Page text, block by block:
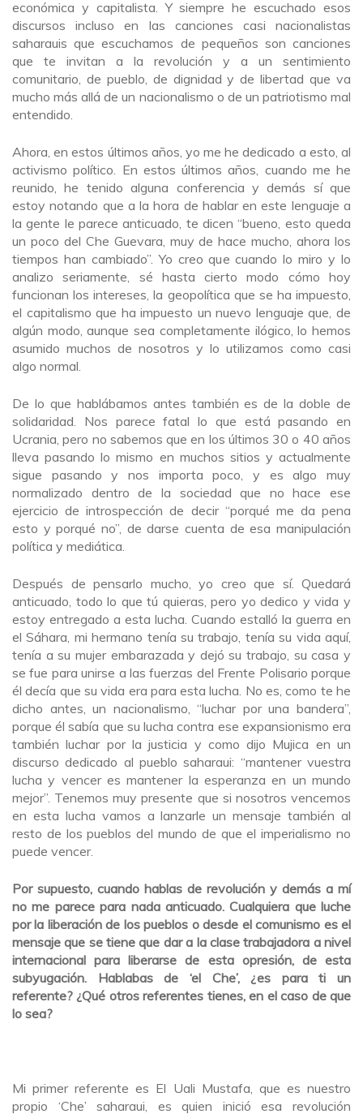
económica y capitalista. Y siempre he escuchado esos
discursos incluso en las canciones casi nacionalistas
saharauis que escuchamos de pequeños son canciones
que te invitan a la revolución y a un sentimiento
comunitario, de pueblo, de dignidad y de libertad que va
mucho más allá de un nacionalismo o de un patriotismo mal
entendido.
Ahora, en estos últimos años, yo me he dedicado a esto, al
activismo político. En estos últimos años, cuando me he
reunido, he tenido alguna conferencia y demás sí que
estoy notando que a la hora de hablar en este lenguaje a
la gente le parece anticuado, te dicen “bueno, esto queda
un poco del Che Guevara, muy de hace mucho, ahora los
tiempos han cambiado”. Yo creo que cuando lo miro y lo
analizo seriamente, sé hasta cierto modo cómo hoy
funcionan los intereses, la geopolítica que se ha impuesto,
el capitalismo que ha impuesto un nuevo lenguaje que, de
algún modo, aunque sea completamente ilógico, lo hemos
asumido muchos de nosotros y lo utilizamos como casi
algo normal.
De lo que hablábamos antes también es de la doble de
solidaridad. Nos parece fatal lo que está pasando en
Ucrania, pero no sabemos que en los últimos 30 o 40 años
lleva pasando lo mismo en muchos sitios y actualmente
sigue pasando y nos importa poco, y es algo muy
normalizado dentro de la sociedad que no hace ese
ejercicio de introspección de decir “porqué me da pena
esto y porqué no”, de darse cuenta de esa manipulación
política y mediática.
Después de pensarlo mucho, yo creo que sí. Quedará
anticuado, todo lo que tú quieras, pero yo dedico y vida y
estoy entregado a esta lucha. Cuando estalló la guerra en
el Sáhara, mi hermano tenía su trabajo, tenía su vida aquí,
tenía a su mujer embarazada y dejó su trabajo, su casa y
se fue para unirse a las fuerzas del Frente Polisario porque
él decía que su vida era para esta lucha. No es, como te he
dicho antes, un nacionalismo, “luchar por una bandera”,
porque él sabía que su lucha contra ese expansionismo era
también luchar por la justicia y como dijo Mujica en un
discurso dedicado al pueblo saharaui: “mantener vuestra
lucha y vencer es mantener la esperanza en un mundo
mejor”. Tenemos muy presente que si nosotros vencemos
en esta lucha vamos a lanzarle un mensaje también al
resto de los pueblos del mundo de que el imperialismo no
puede vencer.
Por supuesto, cuando hablas de revolución y demás a mí
no me parece para nada anticuado. Cualquiera que luche
por la liberación de los pueblos o desde el comunismo es el
mensaje que se tiene que dar a la clase trabajadora a nivel
internacional para liberarse de esta opresión, de esta
subyugación. Hablabas de ‘el Che’, ¿es para ti un
referente? ¿Qué otros referentes tienes, en el caso de que
lo sea?
Mi primer referente es El Uali Mustafa, que es nuestro
propio ‘Che’ saharaui, es quien inició esa revolución